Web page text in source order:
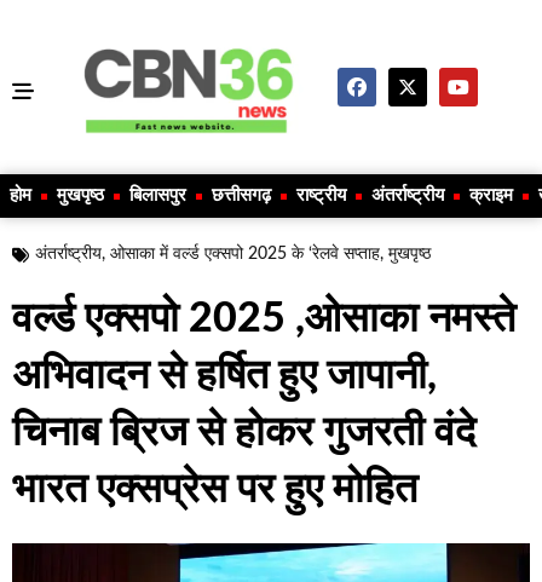
होम मुखपृष्ठ बिलासपुर छत्तीसगढ़ राष्ट्रीय अंतर्राष्ट्रीय क्राइम
अंतर्राष्ट्रीय, ओसाका में वर्ल्ड एक्सपो 2025 के ‘रेलवे सप्ताह, मुखपृष्ठ
वर्ल्ड एक्सपो 2025 ,ओसाका नमस्ते
अभिवादन से हर्षित हुए जापानी,
चिनाब ब्रिज से होकर गुजरती वंदे
भारत एक्सप्रेस पर हुए मोहित